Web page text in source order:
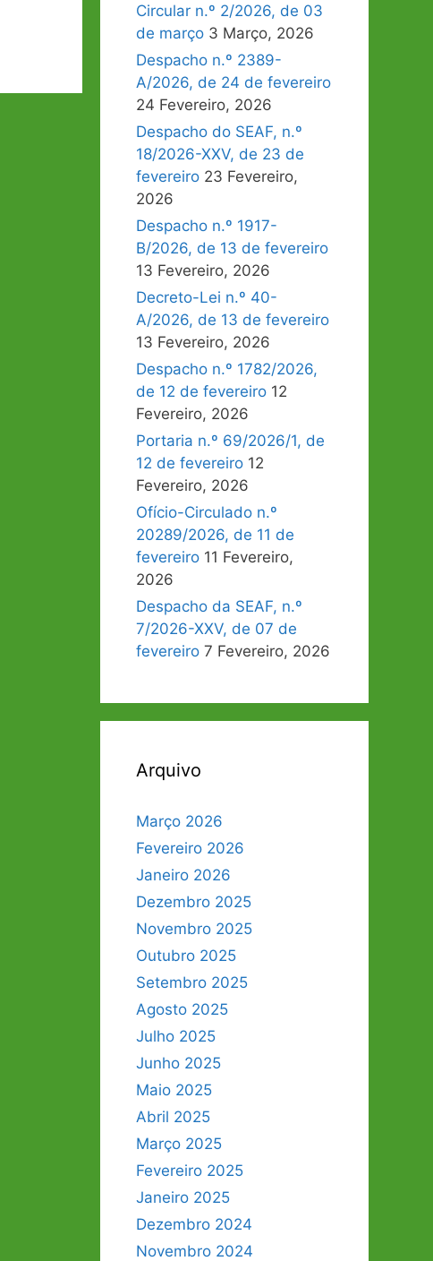
Circular n.º 2/2026, de 03
de março 3 Março, 2026
Despacho n.º 2389-
A/2026, de 24 de fevereiro
24 Fevereiro, 2026
Despacho do SEAF, n.º
18/2026-XXV, de 23 de
fevereiro 23 Fevereiro,
2026
Despacho n.º 1917-
B/2026, de 13 de fevereiro
13 Fevereiro, 2026
Decreto-Lei n.º 40-
A/2026, de 13 de fevereiro
13 Fevereiro, 2026
Despacho n.º 1782/2026,
de 12 de fevereiro 12
Fevereiro, 2026
Portaria n.º 69/2026/1, de
12 de fevereiro 12
Fevereiro, 2026
Ofício-Circulado n.º
20289/2026, de 11 de
fevereiro 11 Fevereiro,
2026
Despacho da SEAF, n.º
7/2026-XXV, de 07 de
fevereiro 7 Fevereiro, 2026
Arquivo
Março 2026
Fevereiro 2026
Janeiro 2026
Dezembro 2025
Novembro 2025
Outubro 2025
Setembro 2025
Agosto 2025
Julho 2025
Junho 2025
Maio 2025
Abril 2025
Março 2025
Fevereiro 2025
Janeiro 2025
Dezembro 2024
Novembro 2024